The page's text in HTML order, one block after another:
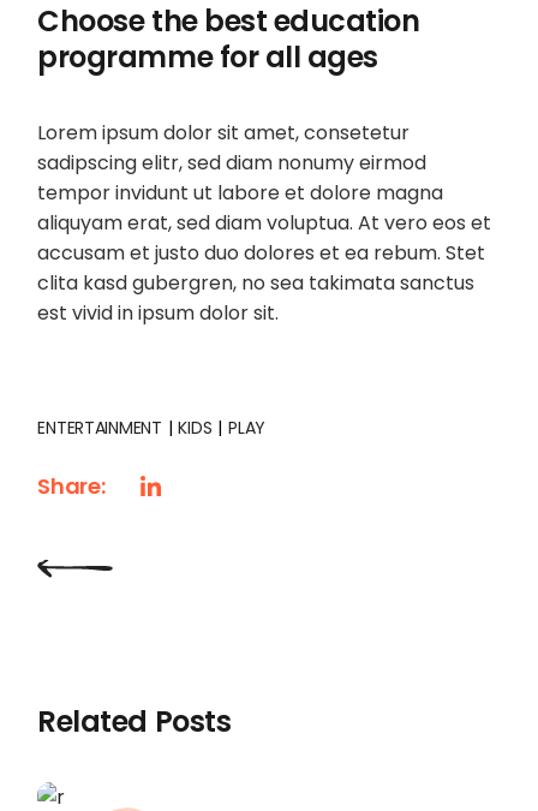
Choose the best education
programme for all ages
Lorem ipsum dolor sit amet, consetetur
sadipscing elitr, sed diam nonumy eirmod
tempor invidunt ut labore et dolore magna
aliquyam erat, sed diam voluptua. At vero eos et
accusam et justo duo dolores et ea rebum. Stet
clita kasd gubergren, no sea takimata sanctus
est vivid in ipsum dolor sit.
ENTERTAINMENT KIDS PLAY
Share:
Related Posts